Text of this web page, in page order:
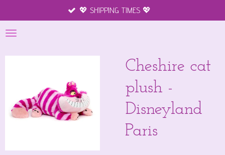
direct
naar
hoofdinhoud
💖 SHIPPING TIMES 💖
Cheshire cat
plush -
Disneyland
Paris